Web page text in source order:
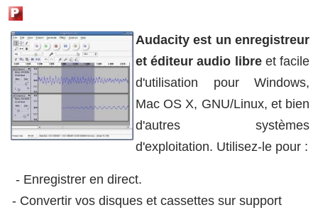
Audacity est un enregistreur
et éditeur audio libreet facile
d'utilisation pour Windows,
Mac OS X, GNU/Linux, et bien
d'autres systèmes
d'exploitation. Utilisez-le pour :
- Enregistrer en direct.
- Convertir vos disques et cassettes sur support